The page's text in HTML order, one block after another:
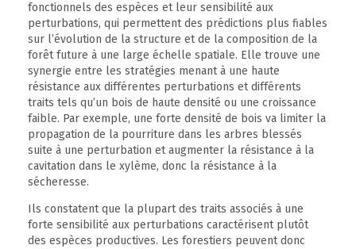
fonctionnels des espèces et leur sensibilité aux
perturbations, qui permettent des prédictions plus fiables
sur l’évolution de la structure et de la composition de la
forêt future à une large échelle spatiale. Elle trouve une
synergie entre les stratégies menant à une haute
résistance aux différentes perturbations et différents
traits tels qu’un bois de haute densité ou une croissance
faible. Par exemple, une forte densité de bois va limiter la
propagation de la pourriture dans les arbres blessés
suite à une perturbation et augmenter la résistance à la
cavitation dans le xylème, donc la résistance à la
sécheresse.
Ils constatent que la plupart des traits associés à une
forte sensibilité aux perturbations caractérisent plutôt
des espèces productives. Les forestiers peuvent donc